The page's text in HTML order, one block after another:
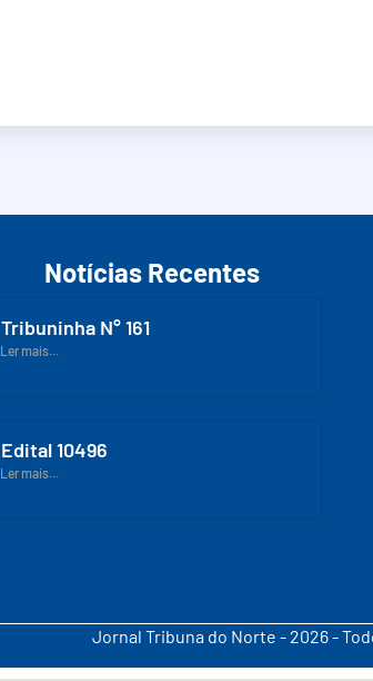
Notícias Recentes
Tribuninha N° 161
Ler mais...
Edital 10496
Ler mais...
Jornal Tribuna do Norte - 2026 -